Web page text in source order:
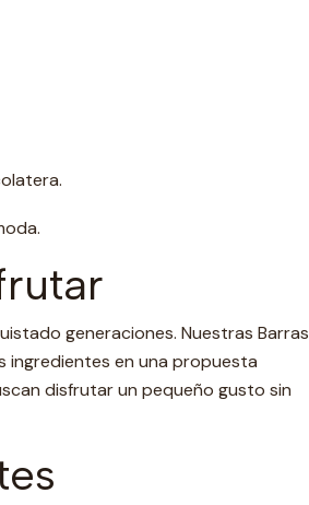
generaciones. Nuestras Barras
ingredientes en una propuesta
disfrutar un pequeño gusto sin